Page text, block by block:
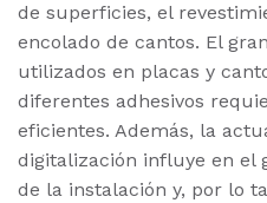
de superficies, el
encolado de cantos. El
utilizados en placas y
diferentes adhesivos
eficientes. Además, la
digitalización influye en el
de la instalación y, por lo